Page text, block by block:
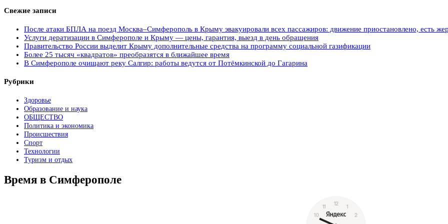
Свежие записи
После атаки БПЛА на поезд Москва–Симферополь в Крыму эвакуировали всех пассажиров: движение приостановлено, есть
Услуги дератизации в Симферополе и Крыму — цены, гарантия, выезд в день обращения
Правительство России выделит Крыму дополнительные средства на программу социальной газификации
Более 25 тысяч «квадратов» преобразятся в ближайшее время
В Симферополе очищают реку Салгир: работы ведутся от Потёмкинской до Гагарина
Рубрики
Здоровье
Образование и наука
ОБЩЕСТВО
Политика и экономика
Происшествия
Спорт
Технологии
Туризм и отдых
Время в Симферополе